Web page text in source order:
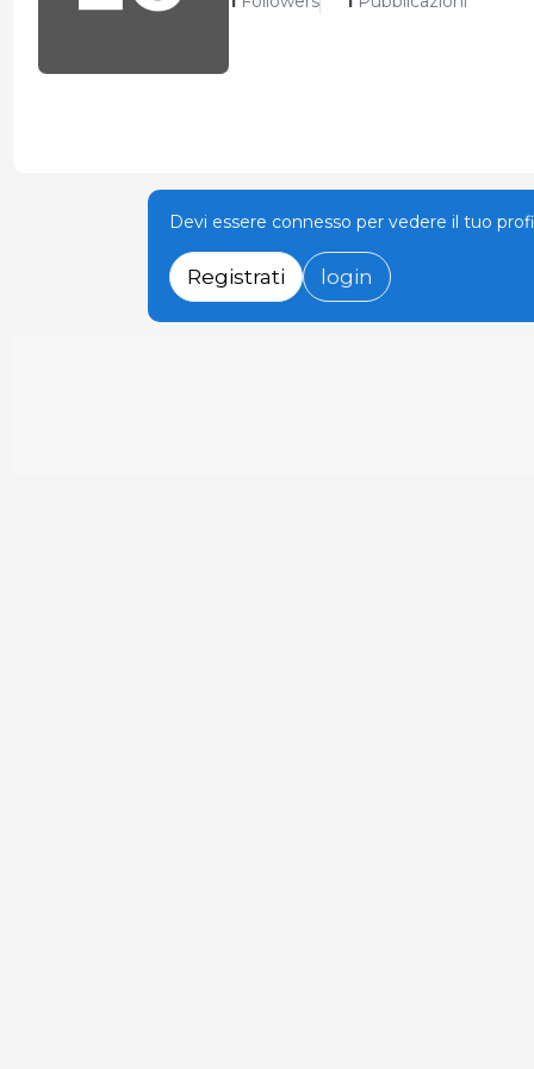
Devi essere connesso per vedere il tuo
Registrati login